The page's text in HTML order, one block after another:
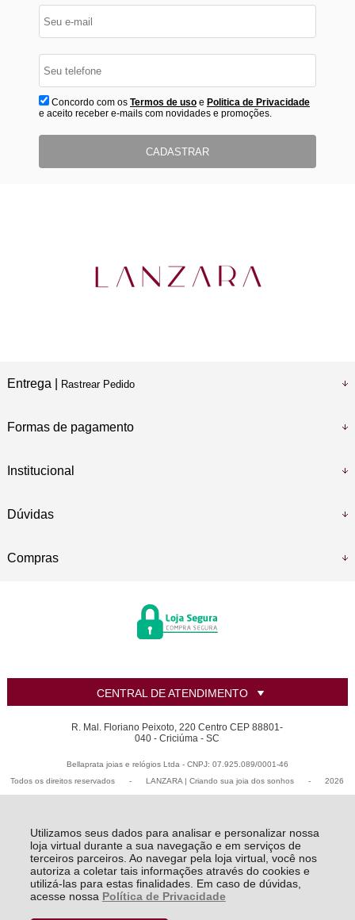
Utilizamos seus dados para analisar e personalizar nossa
loja virtual durante a sua navegação e em serviços de
terceiros parceiros. Ao navegar pela loja virtual, você nos
autoriza a coletar tais informações através do cookies e
utilizá-las para estas finalidades. Em caso de dúvidas,
acesse nossa Política de Privacidade
Concordo com os Termos de usoe Politica de Privacidade
e aceito receber e-mails com novidades e promoções.
CADASTRAR
Entrega | Rastrear Pedido
Formas de pagamento
Institucional
Dúvidas
Compras
CENTRAL DE ATENDIMENTO
R. Mal. Floriano Peixoto, 220 Centro CEP 88801-
040 - Criciúma - SC
Bellaprata joias e relógios Ltda - CNPJ: 07.925.089/0001-46
Todos os direitos reservados
- LANZARA | Criando sua joia dos sonhos - 2026